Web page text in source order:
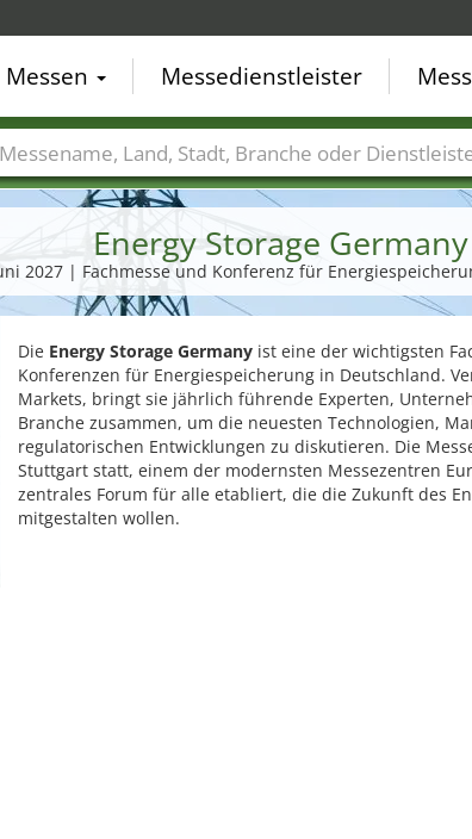
Energy Storage
2027 | Fachmesse und Konferenz für
Die Energy Storage Germanyist eine der wichtigsten
Konferenzen für Energiespeicherung in Deutschland.
Markets, bringt sie jährlich führende Experten,
Branche zusammen, um die neuesten Technologien,
regulatorischen Entwicklungen zu diskutieren. Die
Stuttgart statt, einem der modernsten Messezentren
zentrales Forum für alle etabliert, die die Zukunft des
mitgestalten wollen.
Messen Messedienstleister
Länder Städte Branchen